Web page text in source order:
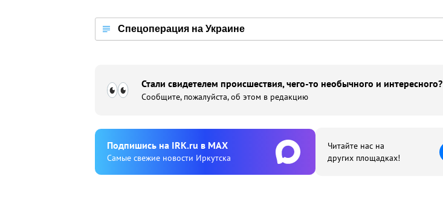
Спецоперация на Украине
Стали свидетелем происшествия, чего-то необычного и интересного?
Сообщите, пожалуйста, об этом в редакцию
Подпишиcь на IRK.ru в MAX
Cамые свежие новости Иркутска
Читайте нас на
других площадках!